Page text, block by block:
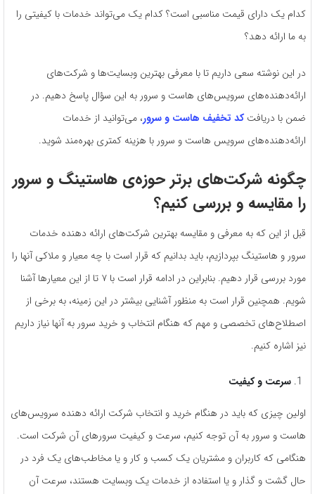
کدام یک دارای قیمت مناسبی است؟ کدام یک می‌تواند خدمات با کیفیتی را
به ما ارائه دهد؟
در این نوشته سعی داریم تا با معرفی بهترین وبسایت‌ها و شرکت‌های
ارائه‌دهنده‌های سرویس‌های هاست و سرور به این سؤال پاسخ دهیم. در
ضمن با دریافتکد تخفیف هاست و سرور، می‌توانید از خدمات
ارائه‌دهنده‌های سرویس هاست و سرور با هزینه کمتری بهره‌مند شوید.
چگونه شرکت‌های برتر حوزه‌ی هاستینگ و سرور
را مقایسه و بررسی کنیم؟
قبل از این که به معرفی و مقایسه بهترین شرکت‌های ارائه دهنده خدمات
سرور و هاستینگ بپردازیم، باید بدانیم که قرار است با چه معیار و ملاکی آنها را
مورد بررسی قرار دهیم. بنابراین در ادامه قرار است با ۷ تا از این معیارها آشنا
شویم. همچنین قرار است به منظور آشنایی بیشتر در این زمینه، به برخی از
اصطلاح‌های تخصصی و مهم که هنگام انتخاب و خرید سرور به آنها نیاز داریم
نیز اشاره کنیم.
سرعت و کیفیت
اولین چیزی که باید در هنگام خرید و انتخاب شرکت ارائه دهنده سرویس‌های
هاست و سرور به آن توجه کنیم، سرعت و کیفیت سرورهای آن شرکت است.
هنگامی که کاربران و مشتریان یک کسب و کار و یا مخاطب‌های یک فرد در
حال گشت و گذار و یا استفاده از خدمات یک وبسایت هستند، سرعت آن